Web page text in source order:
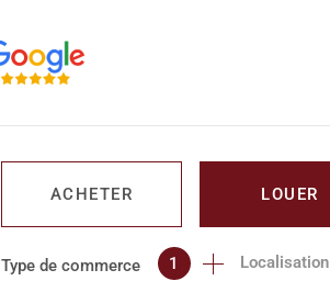
ACHETER
DE L'IMMO PRO
LOUER
DE L'IMMO
Type de commerce 1 Localisation